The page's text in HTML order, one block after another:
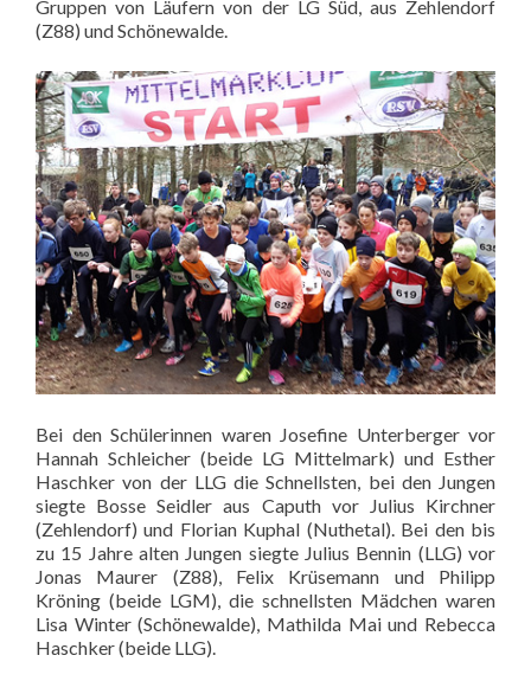
Gruppen von Läufern von der LG Süd, aus Zehlendorf
(Z88) und Schönewalde.
Bei den Schülerinnen waren Josefine Unterberger vor
Hannah Schleicher (beide LG Mittelmark) und Esther
Haschker von der LLG die Schnellsten, bei den Jungen
siegte Bosse Seidler aus Caputh vor Julius Kirchner
(Zehlendorf) und Florian Kuphal (Nuthetal). Bei den bis
zu 15 Jahre alten Jungen siegte Julius Bennin (LLG) vor
Jonas Maurer (Z88), Felix Krüsemann und Philipp
Kröning (beide LGM), die schnellsten Mädchen waren
Lisa Winter (Schönewalde), Mathilda Mai und Rebecca
Haschker (beide LLG).